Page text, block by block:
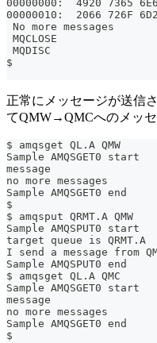
00000000:  4920 7365
00000010:  2066
No more messages
MQCLOSE
MQDISC
$
正常にメッセージが送信
てQMW→QMCへのメッセ
$ amqsget QL.A QMW
Sample AMQSGET0 start
message
no more messages
Sample AMQSGET0 end
$
$ amqsput QRMT.A QMW
Sample AMQSPUT0 start
target queue is QRMT.A
I send a message from
Sample AMQSPUT0 end
$ amqsget QL.A QMC
Sample AMQSGET0 start
message
no more messages
Sample AMQSGET0 end
$